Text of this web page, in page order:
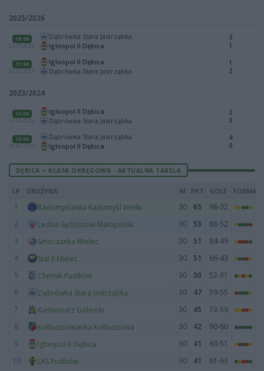
2025/2026
18:00
22.05.2026
Dąbrówka Stara Jastrząbka
Igloopol II Dębica
3
1
11:00
26.10.2025
Igloopol II Dębica
Dąbrówka Stara Jastrząbka
1
2
2023/2024
11:00
14.04.2024
Igloopol II Dębica
Dąbrówka Stara Jastrząbka
2
3
13:00
10.09.2023
Dąbrówka Stara Jastrząbka
Igloopol II Dębica
4
0
DĘBICA > KLASA OKRĘGOWA - AKTUALNA TABELA
LP DRUŻYNA M PKT GOLE FORMA
1 Radomyślanka Radomyśl Wielki 30 65
98-32
2
Lechia Sędziszów Małopolski 30 53
88-52
3
Smoczanka Mielec 30 51
84-49
4
Stal II Mielec 30 51
66-43
5
Chemik Pustków 30 50
52-31
6
Dąbrówka Stara Jastrząbka 30 47
59-55
7
Kamieniarz Golemki 30 45
73-59
8
Kolbuszowianka Kolbuszowa 30 42
90-60
9
Igloopol II Dębica 30 41
60-51
10
LKS Pustków 30 41
61-63